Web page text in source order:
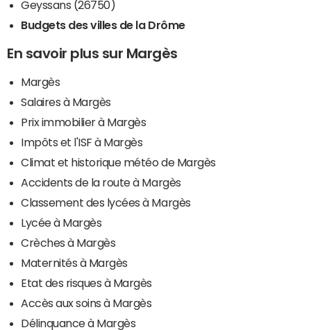
Geyssans (26750)
Budgets des villes de la Drôme
En savoir plus sur Margès
Margès
Salaires à Margès
Prix immobilier à Margès
Impôts et l'ISF à Margès
Climat et historique météo de Margès
Accidents de la route à Margès
Classement des lycées à Margès
Lycée à Margès
Crèches à Margès
Maternités à Margès
Etat des risques à Margès
Accès aux soins à Margès
Délinquance à Margès